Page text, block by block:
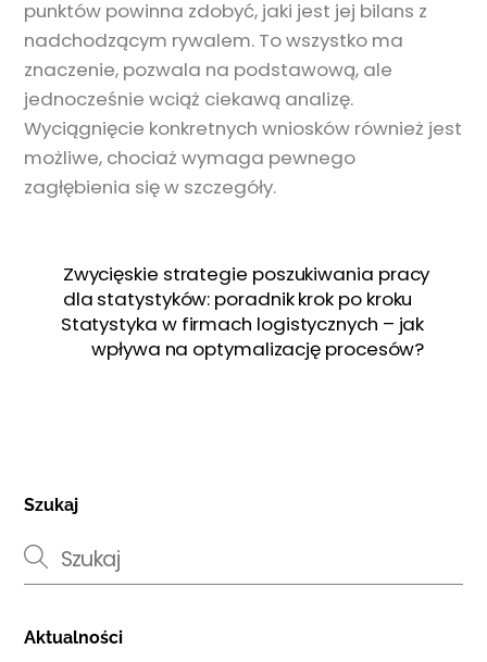
punktów powinna zdobyć, jaki jest jej bilans z
nadchodzącym rywalem. To wszystko ma
znaczenie, pozwala na podstawową, ale
jednocześnie wciąż ciekawą analizę.
Wyciągnięcie konkretnych wniosków również jest
możliwe, chociaż wymaga pewnego
zagłębienia się w szczegóły.
Zwycięskie strategie poszukiwania pracy
dla statystyków: poradnik krok po kroku
Statystyka w firmach logistycznych – jak
wpływa na optymalizację procesów?
Szukaj
Aktualności